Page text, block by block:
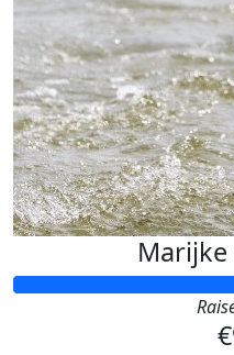
Marijke